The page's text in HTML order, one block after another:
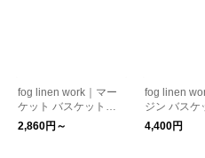
fog linen work｜マー
ケット バスケット fo
g linen work フォグ
リネンワーク
2,860円～
fog linen
ジン バス
linen work
ネンワーク
4,400円